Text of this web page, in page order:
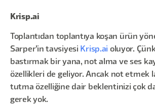
Krisp.ai
Toplantıdan toplantıya koşan ürün
Sarper’in tavsiyesi Krisp.ai oluyor.
bastırmak bir yana, not alma ve ses
özellikleri de geliyor. Ancak not etmek
tutma özelliğine dair beklentinizi çok
gerek yok.